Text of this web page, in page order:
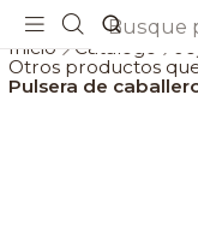
Inicio Catálogo
Otros productos
Pulsera de